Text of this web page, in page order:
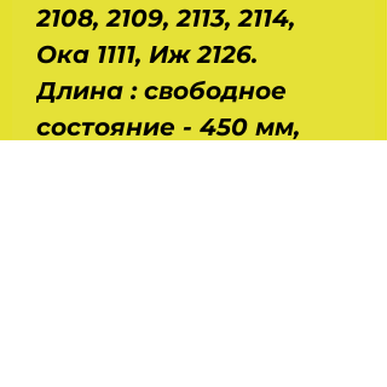
2108, 2109, 2113, 2114,
Ока 1111, Иж 2126.
Длина : свободное
состояние - 450 мм,